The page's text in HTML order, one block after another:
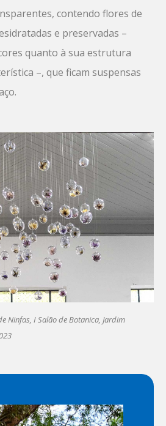
contendo flores de
e preservadas –
quanto à sua estrutura
–, que ficam suspensas
Ninfas, I Salão de Botanica, Jardim